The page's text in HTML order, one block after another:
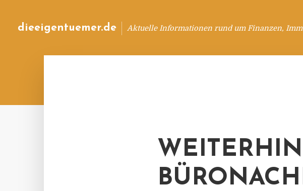
dieeigentuemer.de Aktuelle Informationen rund um Finanzen,